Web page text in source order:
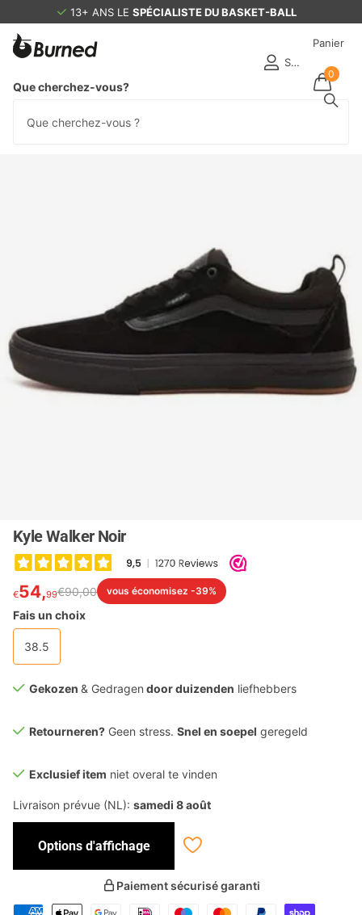
13+ ANS LE SPÉCIALISTE DU BASKET-BALL
Que cherchez-vous?
S'identifier
Panier
0
Dernier stock !
Kyle Walker Noir
€54,99€90,00 vous économisez -39%
Fais un choix
38.5
Gekozen & Gedragen door duizenden liefhebbers
Retourneren? Geen stress. Snel en soepel geregeld
Exclusief item niet overal te vinden
Livraison prévue (NL): samedi 8 août
Options d'affichage
Paiement sécurisé garanti